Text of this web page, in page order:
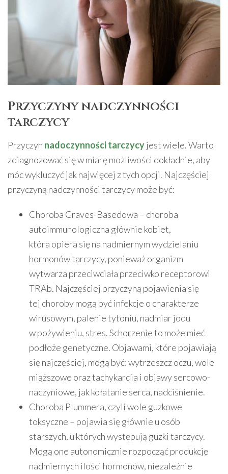
Przyczyny nadczynności
tarczycy
Przyczyn nadoczynności tarczycyjest wiele. Warto
zdiagnozować się w miarę możliwości dokładnie, aby
móc wykluczyć jak najwięcej z tych opcji. Najczęściej
przyczyną nadczynności tarczycy może być:
Choroba Graves-Basedowa – choroba
autoimmunologiczna głównie kobiet,
która opiera się na nadmiernym wydzielaniu
hormonów tarczycy, ponieważ organizm
wytwarza przeciwciała przeciwko receptorowi
TRAb. Najczęściej przyczyną pojawienia się
tej choroby mogą być infekcje o charakterze
wirusowym, palenie tytoniu, nadmiar jodu
w pożywieniu, stres. Schorzenie to może mieć
podłoże genetyczne. Objawami, które pojawiają
się najczęściej, mogą być: wytrzeszcz oczu, wole
miąższowe oraz tachykardia i objawy sercowo-
naczyniowe, jak kołatanie serca, nadciśnienie.
Choroba Plummera, czyli wole guzkowe
toksyczne – pojawia się głównie u osób
starszych, u których występują guzki tarczycy.
Mogą one autonomicznie rozpocząć produkcję
nadmiernych ilości hormonów, niezależnie